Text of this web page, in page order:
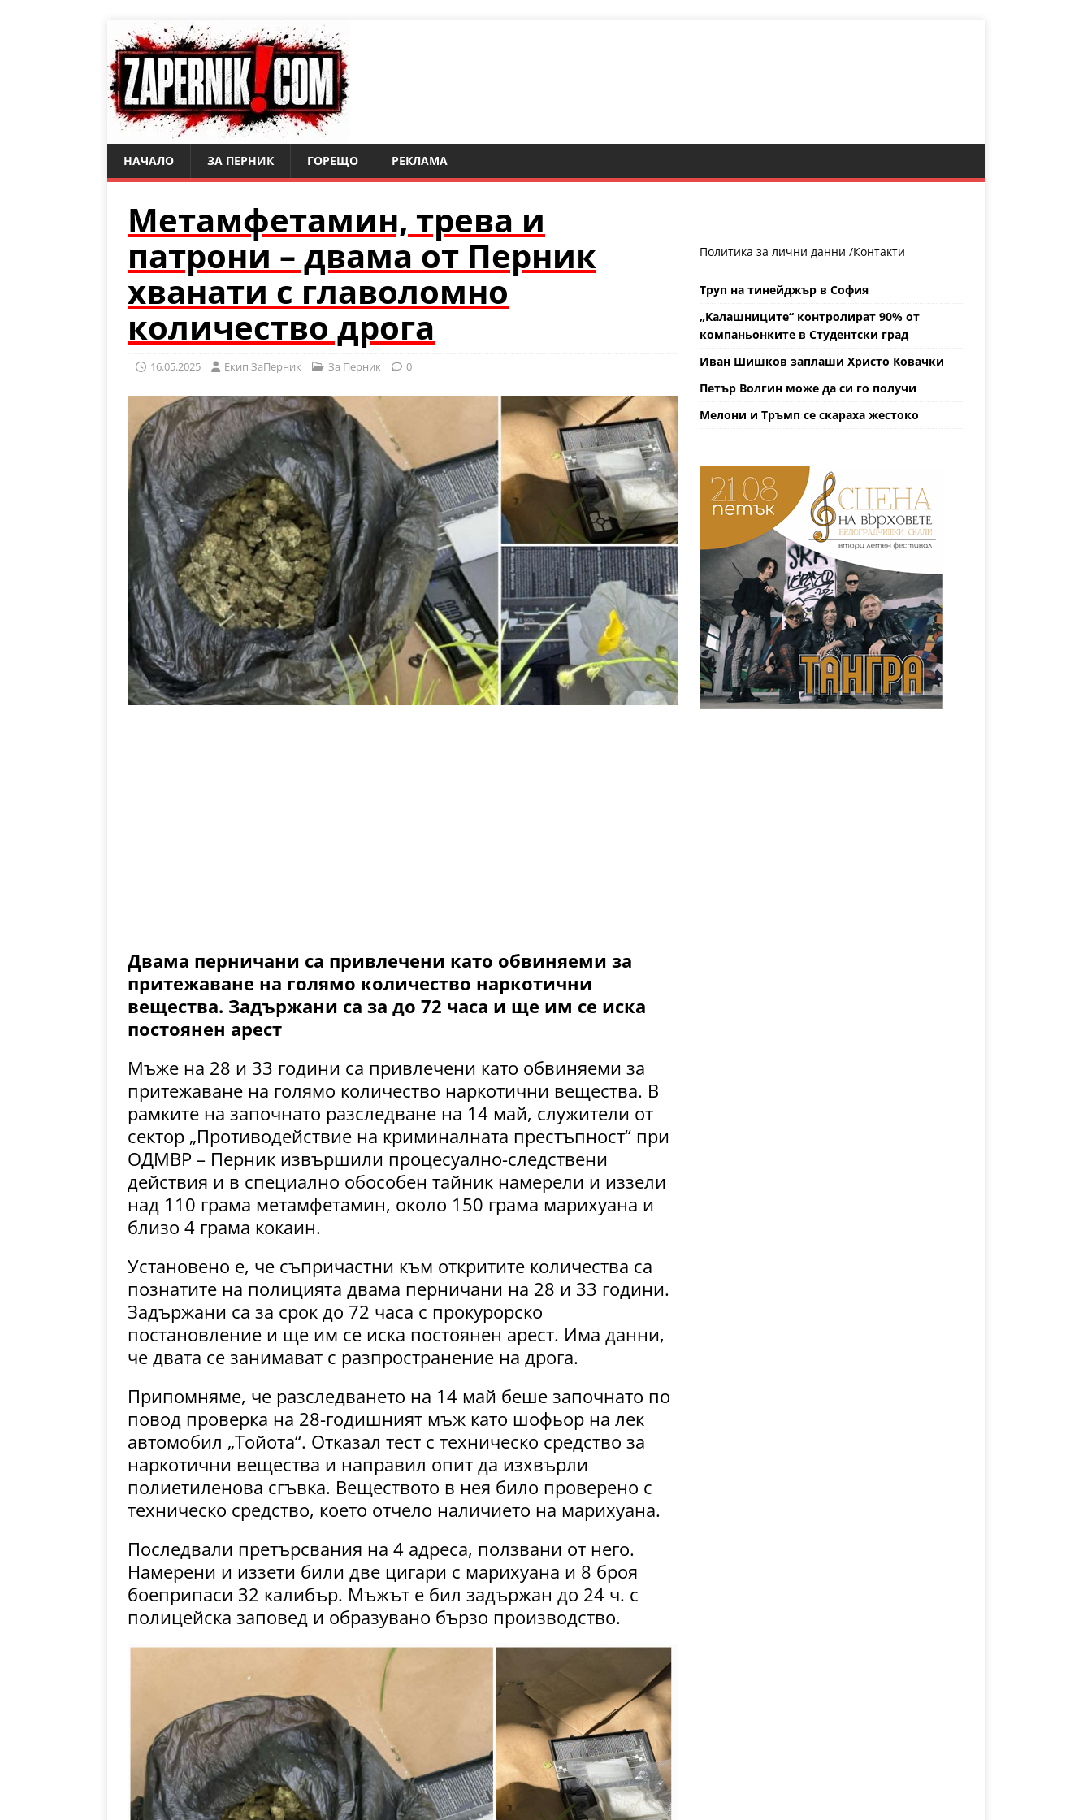
НАЧАЛО ЗА ПЕРНИК ГОРЕЩО РЕКЛАМА
Метамфетамин, трева и
патрони – двама от Перник
хванати с главоломно
количество дрога
16.05.2025 Eкип ЗаПерник За Перник 0
Двама перничани са привлечени като обвиняеми за
притежаване на голямо количество наркотични
вещества. Задържани са за до 72 часа и ще им се иска
постоянен арест
Мъже на 28 и 33 години са привлечени като обвиняеми за
притежаване на голямо количество наркотични вещества. В
рамките на започнато разследване на 14 май, служители от
сектор „Противодействие на криминалната престъпност“ при
ОДМВР – Перник извършили процесуално-следствени
действия и в специално обособен тайник намерели и иззели
над 110 грама метамфетамин, около 150 грама марихуана и
близо 4 грама кокаин.
Установено е, че съпричастни към откритите количества са
познатите на полицията двама перничани на 28 и 33 години.
Задържани са за срок до 72 часа с прокурорско
постановление и ще им се иска постоянен арест. Има данни,
че двата се занимават с разпространение на дрога.
Припомняме, че разследването на 14 май беше започнато по
повод проверка на 28-годишният мъж като шофьор на лек
автомобил „Тойота“. Отказал тест с техническо средство за
наркотични вещества и направил опит да изхвърли
полиетиленова сгъвка. Веществото в нея било проверено с
техническо средство, което отчело наличието на марихуана.
Последвали претърсвания на 4 адреса, ползвани от него.
Намерени и иззети били две цигари с марихуана и 8 броя
боеприпаси 32 калибър. Мъжът е бил задържан до 24 ч. с
полицейска заповед и образувано бързо производство.
Политика за лични данни /Контакти
Труп на тинейджър в София
„Калашниците“ контролират 90% от
компаньонките в Студентски град
Иван Шишков заплаши Христо Ковачки
Петър Волгин може да си го получи
Мелони и Тръмп се скараха жестоко